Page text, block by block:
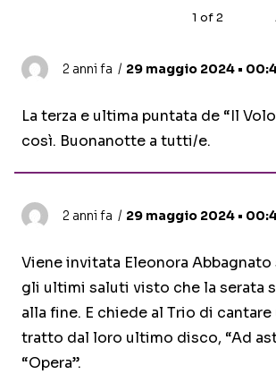
1 of2
2 anni fa 29 maggio 2024 •
La terza e ultima puntata de “Il
così. Buonanotte a tutti/e.
2 anni fa 29 maggio 2024 •
Viene invitata Eleonora
gli ultimi saluti visto che la serata
alla fine. E chiede al Trio di cantare
tratto dal loro ultimo disco, “Ad
“Opera”.